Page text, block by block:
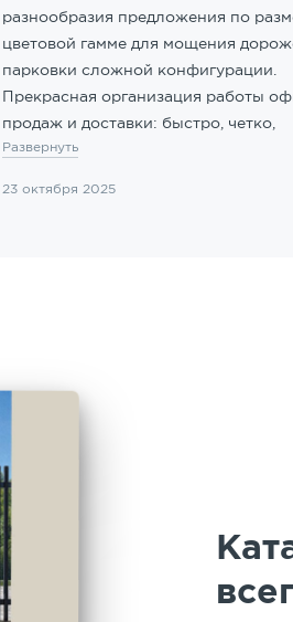
разнообразия предложения по
цветовой гамме для мощения
парковки сложной конфигурации.
Прекрасная организация работы
продаж и доставки: быстро, четко,
клиентоориентированные
Марии Юрьевне. Таким людям можно
Развернуть
23 октября 2025